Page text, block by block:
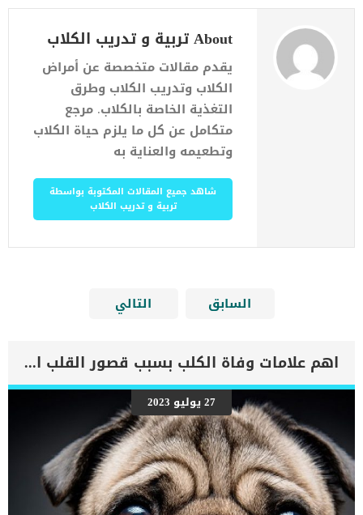
About تربية و تدريب الكلاب
يقدم مقالات متخصصة عن أمراض
الكلاب وتدريب الكلاب وطرق
التغذية الخاصة بالكلاب. مرجع
متكامل عن كل ما يلزم حياة الكلاب
وتطعيمه والعناية به
شاهد جميع المقالات المكتوبة بواسطة
تربية و تدريب الكلاب
السابق التالي
اهم علامات وفاة الكلب بسبب قصور القلب الاحتقانى
27 يوليو 2023